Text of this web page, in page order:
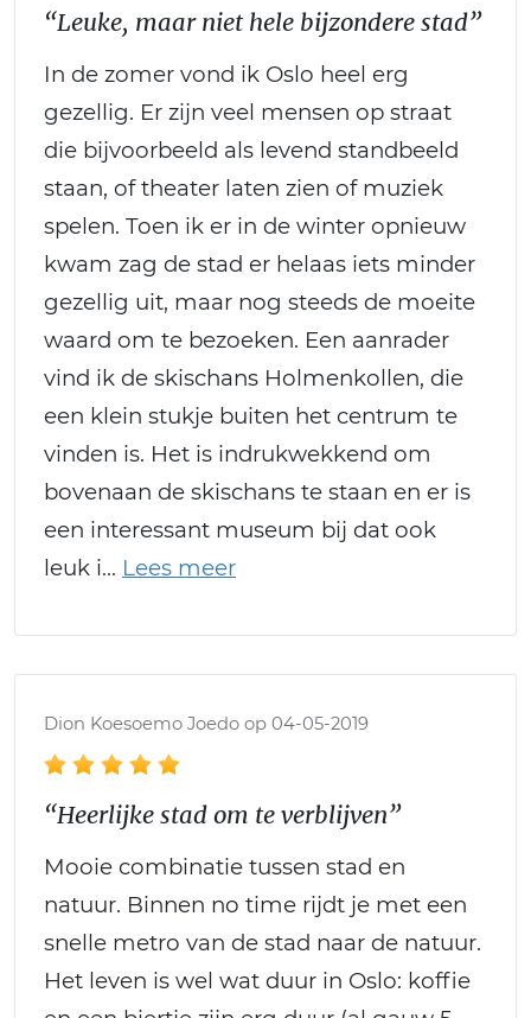
“Leuke, maar niet hele bijzondere stad”
In de zomer vond ik Oslo heel erg
gezellig. Er zijn veel mensen op straat
die bijvoorbeeld als levend standbeeld
staan, of theater laten zien of muziek
spelen. Toen ik er in de winter opnieuw
kwam zag de stad er helaas iets minder
gezellig uit, maar nog steeds de moeite
waard om te bezoeken. Een aanrader
vind ik de skischans Holmenkollen, die
een klein stukje buiten het centrum te
vinden is. Het is indrukwekkend om
bovenaan de skischans te staan en er is
een interessant museum bij dat ook
leuk i
Dion Koesoemo Joedo op 04-05-2019
“Heerlijke stad om te verblijven”
Mooie combinatie tussen stad en
natuur. Binnen no time rijdt je met een
snelle metro van de stad naar de natuur.
Het leven is wel wat duur in Oslo: koffie